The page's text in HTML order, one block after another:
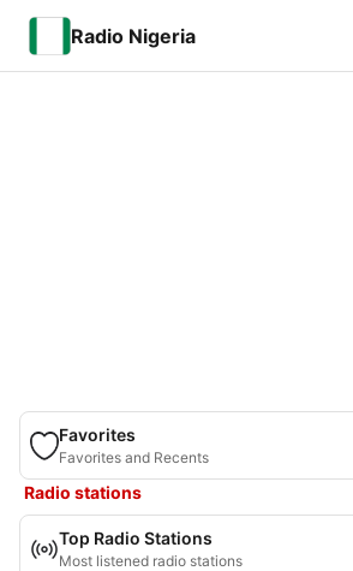
Radio Nigeria
Favorites
Favorites and Recents
Radio stations
Top Radio Stations
Most listened radio stations